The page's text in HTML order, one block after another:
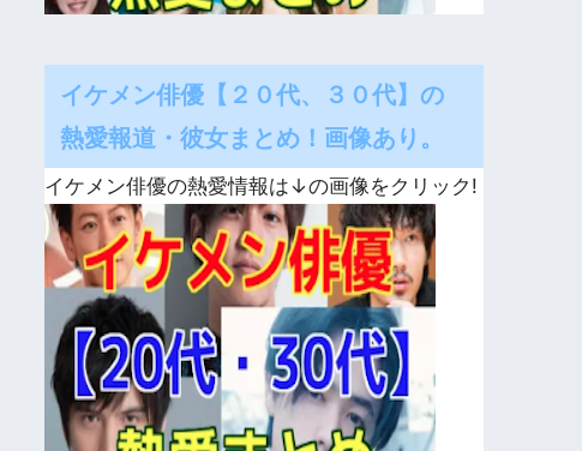
イケメン俳優【２０代、３０代】の
熱愛報道・彼女まとめ！画像あり。
イケメン俳優の熱愛情報は↓の画像をクリック!